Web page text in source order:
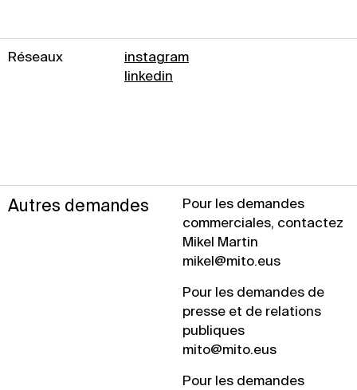
Réseaux
instagram
linkedin
Autres demandes
Pour les demandes
commerciales, contactez
Mikel Martin
mikel@mito.eus
Pour les demandes de
presse et de relations
publiques
mito@mito.eus
Pour les demandes